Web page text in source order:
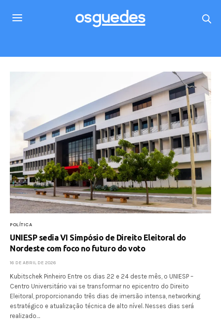
POLÍTICA
UNIESP sedia VI Simpósio de Direito Eleitoral do
Nordeste com foco no futuro do voto
16 DE ABRIL DE 2026
Kubitschek Pinheiro Entre os dias 22 e 24 deste mês, o UNIESP –
Centro Universitário vai se transformar no epicentro do Direito
Eleitoral, proporcionando três dias de imersão intensa, networking
estratégico e atualização técnica de alto nível. Nesses dias será
realizado…